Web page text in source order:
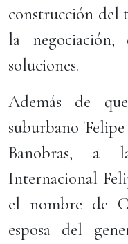
construcción del
la
soluciones.
Además de
suburbano
Banobras, a
Internacional
el nombre de
esposa del